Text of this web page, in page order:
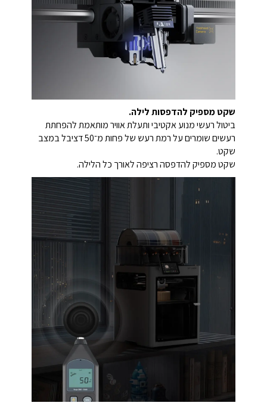
שקט מספיק להדפסות לילה.
ביטול רעשי מנוע אקטיבי ותעלת אוויר מותאמת להפחתת
רעשים שומרים על רמת רעש של פחות מ־50 דציבל במצב
שקט.
שקט מספיק להדפסה רציפה לאורך כל הלילה.